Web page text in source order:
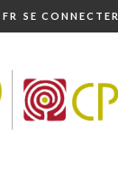
FR SE CONNECTER